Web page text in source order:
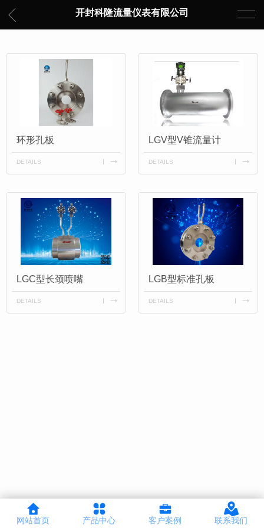
开封科隆流量仪表有限公司
环形孔板
DETAILS
LGV型V锥流量计
DETAILS
LGC型长颈喷嘴
DETAILS
LGB型标准孔板
DETAILS
网站首页 产品中心 客户案例 联系我们